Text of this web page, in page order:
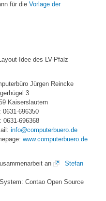
für die Vorlage der
Idee des LV-Pfalz
Jürgen Reincke
3
Kaiserslautern
0631-696350
0631-696368
info@computerbuero.de
www.computerbuero.de
an
Stefan
Contao Open Source